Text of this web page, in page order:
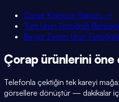
Çorap Kategori Raporu →
Tüm Ürün Fotoğrafı
Beyaz Zemin Ürün Fotoğrafı
Çorap ürünlerini öne
Telefonla çektiğin tek kareyi
görsellere dönüştür — dakikalar